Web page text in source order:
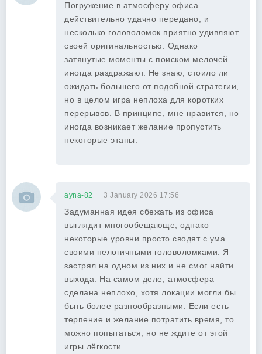
Погружение в атмосферу офиса
действительно удачно передано, и
несколько головоломок приятно удивляют
своей оригинальностью. Однако
затянутые моменты с поиском мелочей
иногда раздражают. Не знаю, стоило ли
ожидать большего от подобной стратегии,
но в целом игра неплоха для коротких
перерывов. В принципе, мне нравится, но
иногда возникает желание пропустить
некоторые этапы.
ayna-82 3 January 2026 17:56
Задуманная идея сбежать из офиса
выглядит многообещающе, однако
некоторые уровни просто сводят с ума
своими нелогичными головоломками. Я
застрял на одном из них и не смог найти
выхода. На самом деле, атмосфера
сделана неплохо, хотя локации могли бы
быть более разнообразными. Если есть
терпение и желание потратить время, то
можно попытаться, но не ждите от этой
игры лёгкости.